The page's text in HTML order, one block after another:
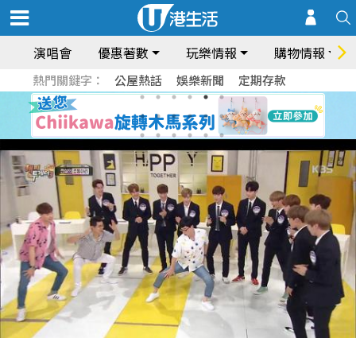
演唱會 優惠著數 玩樂情報 購物情報
熱門關鍵字： 公屋熱話 娛樂新聞 定期存款